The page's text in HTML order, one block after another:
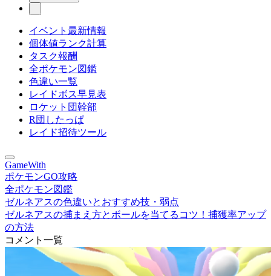
イベント最新情報
個体値ランク計算
タスク報酬
全ポケモン図鑑
色違い一覧
レイドボス早見表
ロケット団幹部
R団したっぱ
レイド招待ツール
GameWith
ポケモンGO攻略
全ポケモン図鑑
ゼルネアスの色違いとおすすめ技・弱点
ゼルネアスの捕まえ方とボールを当てるコツ！捕獲率アップ
の方法
コメント一覧